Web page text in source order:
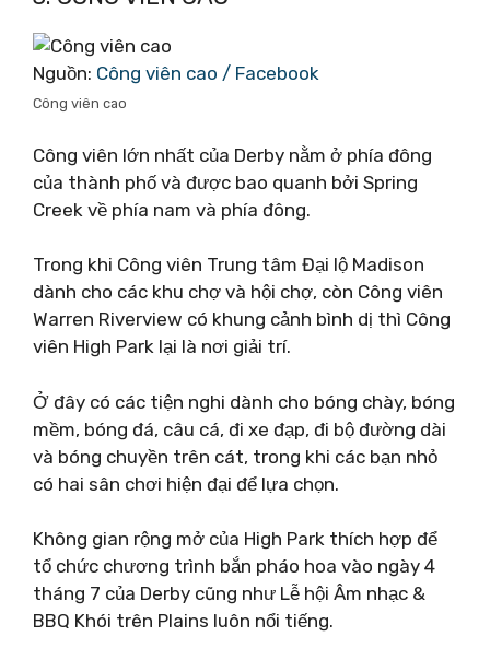
Nguồn: Công viên cao / Facebook
Công viên cao
Công viên lớn nhất của Derby nằm ở phía đông
của thành phố và được bao quanh bởi Spring
Creek về phía nam và phía đông.
Trong khi Công viên Trung tâm Đại lộ Madison
dành cho các khu chợ và hội chợ, còn Công viên
Warren Riverview có khung cảnh bình dị thì Công
viên High Park lại là nơi giải trí.
Ở đây có các tiện nghi dành cho bóng chày, bóng
mềm, bóng đá, câu cá, đi xe đạp, đi bộ đường dài
và bóng chuyền trên cát, trong khi các bạn nhỏ
có hai sân chơi hiện đại để lựa chọn.
Không gian rộng mở của High Park thích hợp để
tổ chức chương trình bắn pháo hoa vào ngày 4
tháng 7 của Derby cũng như Lễ hội Âm nhạc &
BBQ Khói trên Plains luôn nổi tiếng.